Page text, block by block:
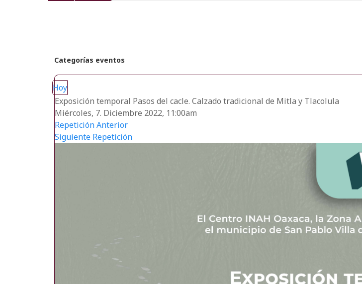
recientes
Categorías eventos
Hoy
Exposición temporal Pasos del cacle. Calzado tradicional de Mitla y Tlacolula
Miércoles, 7. Diciembre 2022, 11:00am
Repetición Anterior
Siguiente Repetición